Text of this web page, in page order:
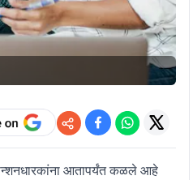
आतापर्यंत कळले आहे